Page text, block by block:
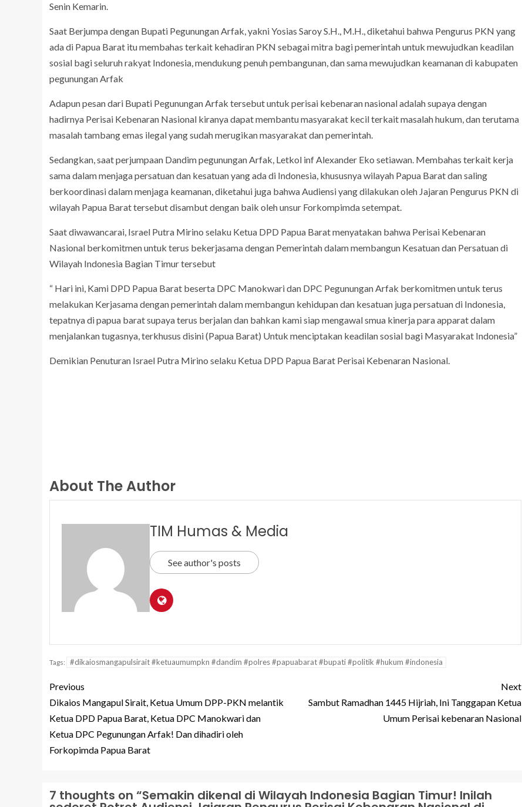
Senin Kemarin.
Saat Berjumpa dengan Bupati Pegunungan Arfak, yakni Yosias Saroy S.H., M.H., diketahui bahwa Pengurus PKN yang
ada di Papua Barat itu membahas terkait kehadiran PKN sebagai mitra bagi pemerintah untuk mewujudkan keadilan
sosial bagi seluruh rakyat Indonesia, mendukung penuh pembangunan, dan sama mewujudkan keamanan di kabupaten
pegunungan Arfak
Adapun pesan dari Bupati Pegunungan Arfak tersebut untuk perisai kebenaran nasional adalah supaya dengan
hadirnya Perisai Kebenaran Nasional kiranya dapat membantu masyarakat kecil terkait masalah hukum, dan terutama
masalah tambang emas ilegal yang sudah merugikan masyarakat dan pemerintah.
Sedangkan, saat perjumpaan Dandim pegunungan Arfak, Letkol inf Alexander Eko setiawan. Membahas terkait kerja
sama dalam menjaga persatuan dan kesatuan yang ada di Indonesia, khususnya wilayah Papua Barat dan saling
berkoordinasi dalam menjaga keamanan, diketahui juga bahwa Audiensi yang dilakukan oleh Jajaran Pengurus PKN di
wilayah Papua Barat tersebut disambut dengan baik oleh unsur Forkompimda setempat.
Saat diwawancarai, Israel Putra Mirino selaku Ketua DPD Papua Barat menyatakan bahwa Perisai Kebenaran
Nasional berkomitmen untuk terus bekerjasama dengan Pemerintah dalam membangun Kesatuan dan Persatuan di
Wilayah Indonesia Bagian Timur tersebut
“ Hari ini, Kami DPD Papua Barat beserta DPC Manokwari dan DPC Pegunungan Arfak berkomitmen untuk terus
melakukan Kerjasama dengan pemerintah dalam membangun kehidupan dan kesatuan juga persatuan di Indonesia,
tepatnya di papua barat supaya terus berjalan dan bahkan kami siap mengawal smua kinerja para apparat dalam
menjalankan tugasnya, terkhusus disini (Papua Barat) Untuk menciptakan keadilan sosial bagi Masyarakat Indonesia”
Demikian Penuturan Israel Putra Mirino selaku Ketua DPD Papua Barat Perisai Kebenaran Nasional.
About The Author
TIM Humas & Media
See author's posts
Tags: #dikaiosmangapulsirait #ketuaumumpkn #dandim #polres #papuabarat #bupati #politik #hukum #indonesia
Previous
Dikaios Mangapul Sirait, Ketua Umum DPP-PKN melantik
Ketua DPD Papua Barat, Ketua DPC Manokwari dan
Ketua DPC Pegunungan Arfak! Dan dihadiri oleh
Forkopimda Papua Barat
Next
Sambut Ramadhan 1445 Hijriah, Ini Tanggapan Ketua
Umum Perisai kebenaran Nasional
7 thoughts on “Semakin dikenal di Wilayah Indonesia Bagian Timur! Inilah